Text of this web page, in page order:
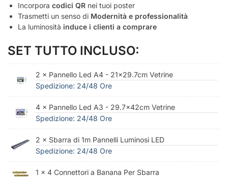
Incorpora codici QR nei tuoi poster
Trasmetti un senso di Modernità e professionalità
La luminosità induce i clienti a comprare
SET TUTTO INCLUSO:
2 × Pannello Led A4 - 21x29.7cm Vetrine
Spedizione: 24/48 Ore
4 × Pannello Led A3 - 29.7x42cm Vetrine
Spedizione: 24/48 Ore
2 × Sbarra di 1m Pannelli Luminosi LED
Spedizione: 24/48 Ore
1 × 4 Connettori a Banana Per Sbarra